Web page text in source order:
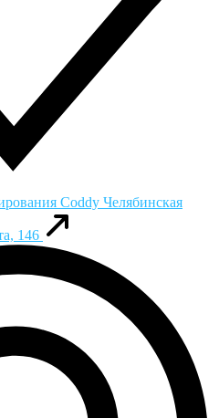
Coddy Челябинская
146